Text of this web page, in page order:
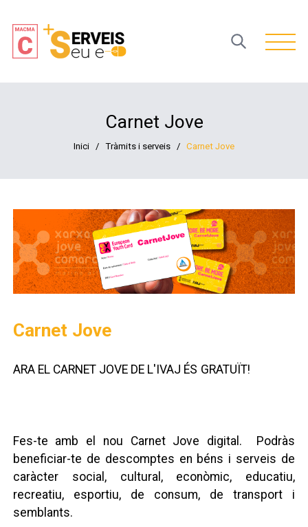
Open
Carnet Jove
Inici / Tràmits i serveis / Carnet Jove
Carnet Jove
ARA EL CARNET JOVE DE L'IVAJ ÉS GRATUÏT!
Fes-te amb el nou Carnet Jove digital. Podràs
beneficiar-te de descomptes en béns i serveis de
caràcter social, cultural, econòmic, educatiu,
recreatiu, esportiu, de consum, de transport i
semblants.